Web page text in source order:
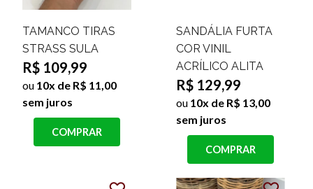
TAMANCO TIRAS
STRASS SULA
R$ 109,99
ou 10x de R$ 11,00
sem juros
COMPRAR
SANDÁLIA FURTA
COR VINIL
ACRÍLICO ALITA
R$ 129,99
ou 10x de R$ 13,00
sem juros
COMPRAR